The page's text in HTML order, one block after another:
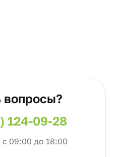
вопросы?
124-09-28
09:00 до 18:00